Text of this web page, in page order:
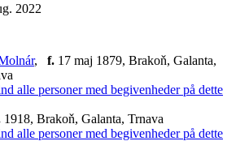
2022
, f. 17 maj 1879, Brakoň, Galanta,
1918, Brakoň, Galanta, Trnava